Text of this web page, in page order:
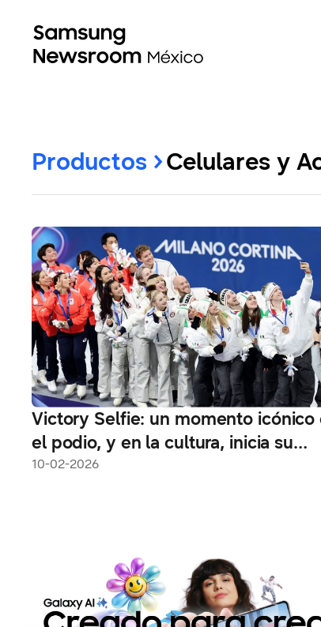
Productos Celulares y
Victory Selfie: un momento icónico
el podio, y en la cultura, inicia su
siguiente capítulo en Milano Cortina
10-02-2026